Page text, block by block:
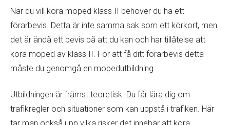
När du vill köra moped klass II behöver du ha ett
förarbevis. Detta är inte samma sak som ett körkort, men
det är ändå ett bevis på att du kan och har tillåtelse att
köra moped av klass II. För att få ditt förarbevis detta
måste du genomgå en mopedutbildning.
Utbildningen är främst teoretisk. Du får lära dig om
trafikregler och situationer som kan uppstå i trafiken. Här